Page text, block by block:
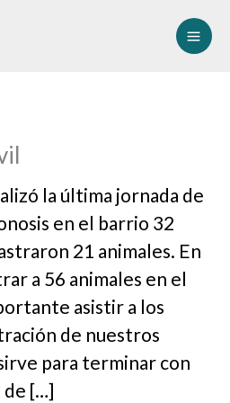
la última jornada de
en el barrio 32
21 animales. En
a 56 animales en el
asistir a los
de nuestros
para terminar con
de […]